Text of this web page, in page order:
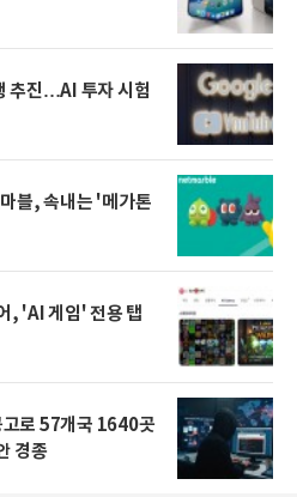
추진…AI 투자 시험
블, 속내는 '메가톤
, 'AI 게임' 전용 탭
로 57개국 1640곳
경종